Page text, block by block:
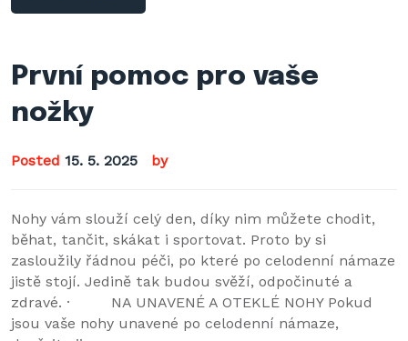
První pomoc pro vaše
nožky
Posted 15. 5. 2025 by
Nohy vám slouží celý den, díky nim můžete chodit,
běhat, tančit, skákat i sportovat. Proto by si
zasloužily řádnou péči, po které po celodenní námaze
jistě stojí. Jedině tak budou svěží, odpočinuté a
zdravé. · NA UNAVENÉ A OTEKLÉ NOHY Pokud
jsou vaše nohy unavené po celodenní námaze,